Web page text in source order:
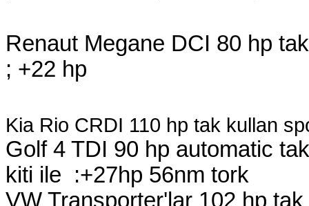
Renaut Megane DCI 80 hp
; +22 hp
Kia Rio CRDI 110 hp tak kullan
Golf 4 TDI 90 hp automatic
kiti ile :+27hp 56nm tork
VW Transporter'lar 102 hp